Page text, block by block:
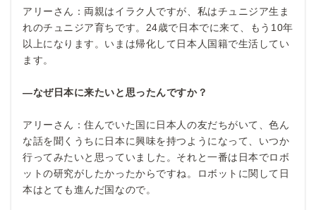
アリーさん：両親はイラク人ですが、私はチュニジア生ま
れのチュニジア育ちです。24歳で日本でに来て、もう10年
以上になります。いまは帰化して日本人国籍で生活してい
ます。
―なぜ日本に来たいと思ったんですか？
アリーさん：住んでいた国に日本人の友だちがいて、色ん
な話を聞くうちに日本に興味を持つようになって、いつか
行ってみたいと思っていました。それと一番は日本でロボ
ットの研究がしたかったからですね。ロボットに関して日
本はとても進んだ国なので。